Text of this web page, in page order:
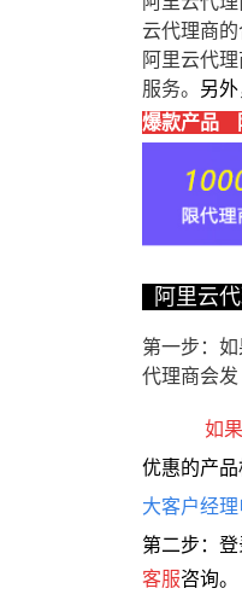
云代理商的
阿里云代
服务。 另外
爆款产品
阿里云
第一步：
代理商会发
如
优惠的产
大客户经理
第二步：
客服咨询。